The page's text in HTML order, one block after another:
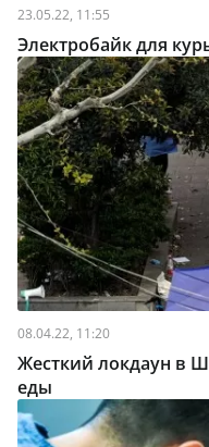
23.05.22, 11:55
Электробайк для
08.04.22, 11:20
Жесткий локдаун в
еды